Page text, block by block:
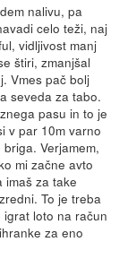
nalivu, pa
celo teži, naj
vidljivost manj
štiri, zmanjšal
Vmes pač bolj
seveda za tabo.
pasu in to je
v par 10m varno
Verjamem,
mi začne avto
imaš za take
To je treba
loto na račun
za eno